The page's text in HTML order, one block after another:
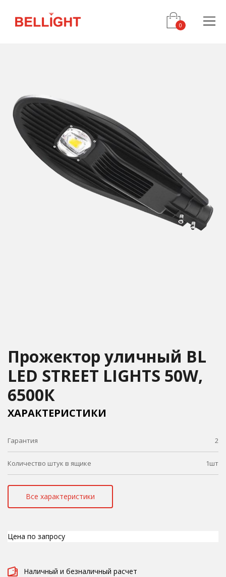
Прожектор уличный BL
LED STREET LIGHTS 50W,
6500К
ХАРАКТЕРИСТИКИ
Гарантия 2
Количество штук в ящике 1шт
Все характеристики
Цена по запросу
Наличный и безналичный расчет